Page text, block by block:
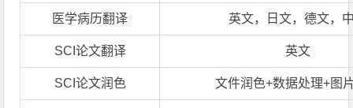
医学病历翻译 英文，日文，德文，
SCI论文翻译 英文
SCI论文润色 文件润色+数据处理+图